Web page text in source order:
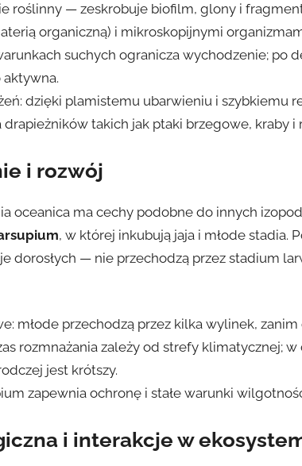
roślinny — zeskrobuje biofilm, glony i
organiczną) i mikroskopijnymi
suchych ogranicza wychodzenie; po
aktywna.
dzięki plamistemu ubarwieniu i szybkiemu
drapieżników takich jak ptaki brzegowe, kraby i
i rozwój
oceanica ma cechy podobne do innych
, w której inkubują jaja i młode stadia.
dorosłych — nie przechodzą przez stadium
młode przechodzą przez kilka wylinek, zanim
rozmnażania zależy od strefy klimatycznej;
jest krótszy.
zapewnia ochronę i stałe warunki
i interakcje w